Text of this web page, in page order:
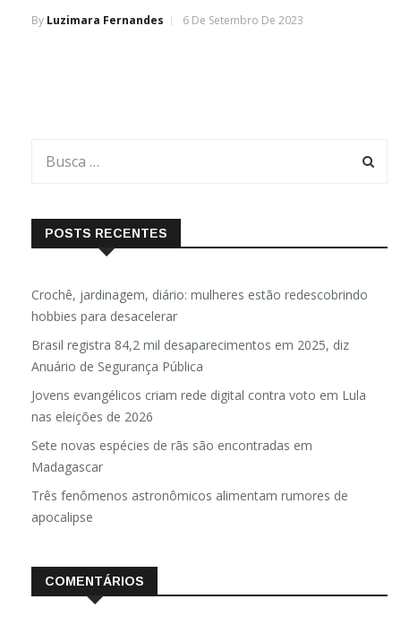
By Luzimara Fernandes 6 De Setembro De 2023
POSTS RECENTES
Crochê, jardinagem, diário: mulheres estão redescobrindo
hobbies para desacelerar
Brasil registra 84,2 mil desaparecimentos em 2025, diz
Anuário de Segurança Pública
Jovens evangélicos criam rede digital contra voto em Lula
nas eleições de 2026
Sete novas espécies de rãs são encontradas em
Madagascar
Três fenômenos astronômicos alimentam rumores de
apocalipse
COMENTÁRIOS